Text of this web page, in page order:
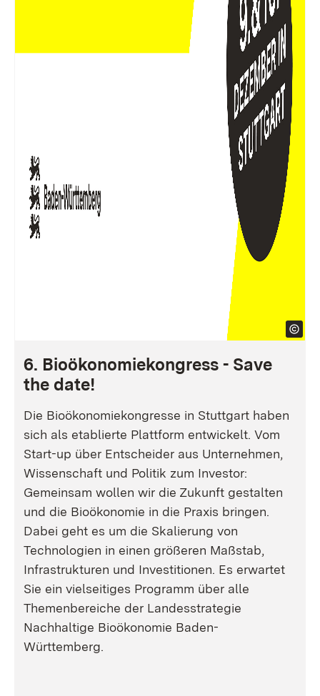
6. Bioökonomiekongress - Save
the date!
Die Bioökonomiekongresse in Stuttgart haben
sich als etablierte Plattform entwickelt. Vom
Start-up über Entscheider aus Unternehmen,
Wissenschaft und Politik zum Investor:
Gemeinsam wollen wir die Zukunft gestalten
und die Bioökonomie in die Praxis bringen.
Dabei geht es um die Skalierung von
Technologien in einen größeren Maßstab,
Infrastrukturen und Investitionen. Es erwartet
Sie ein vielseitiges Programm über alle
Themenbereiche der Landesstrategie
Nachhaltige Bioökonomie Baden-
Württemberg.